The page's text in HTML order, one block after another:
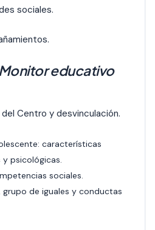
sociales.
educativo
Centro y desvinculación.
características
psicológicas.
sociales.
grupo de iguales y conductas